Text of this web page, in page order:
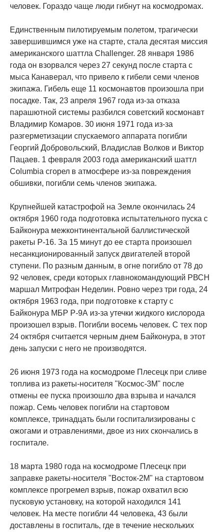
человек. Гораздо чаще люди гибнут на космодромах.
Единственным пилотируемым полетом, трагически
завершившимся уже на старте, стала десятая миссия
американского шаттла Challenger. 28 января 1986
года он взорвался через 27 секунд после старта с
мыса Канаверал, что привело к гибели семи членов
экипажа. Гибель еще 11 космонавтов произошла при
посадке. Так, 23 апреля 1967 года из-за отказа
парашютной системы разбился советский космонавт
Владимир Комаров. 30 июня 1971 года из-за
разгерметизации спускаемого аппарата погибли
Георгий Добровольский, Владислав Волков и Виктор
Пацаев. 1 февраля 2003 года американский шаттл
Columbia сгорел в атмосфере из-за повреждения
обшивки, погибли семь членов экипажа.
Крупнейшей катастрофой на Земле окончилась 24
октября 1960 года подготовка испытательного пуска с
Байконура межконтинентальной баллистической
ракеты Р-16. За 15 минут до ее старта произошел
несанкционированный запуск двигателей второй
ступени. По разным данным, в огне погибло от 78 до
92 человек, среди которых главнокомандующий РВСН
маршал Митрофан Неделин. Ровно через три года, 24
октября 1963 года, при подготовке к старту с
Байконура МБР Р-9А из-за утечки жидкого кислорода
произошел взрыв. Погибли восемь человек. С тех пор
24 октября считается черным днем Байконура, в этот
день запуски с него не производятся.
26 июня 1973 года на космодроме Плесецк при сливе
топлива из ракеты-носителя "Космос-3М" после
отмены ее пуска произошло два взрыва и начался
пожар. Семь человек погибли на стартовом
комплексе, тринадцать были госпитализированы с
ожогами и отравлениями, двое из них скончались в
госпитале.
18 марта 1980 года на космодроме Плесецк при
заправке ракеты-носителя "Восток-2М" на стартовом
комплексе прогремел взрыв, пожар охватил всю
пусковую установку, на которой находился 141
человек. На месте погибли 44 человека, 43 были
доставлены в госпиталь, где в течение нескольких